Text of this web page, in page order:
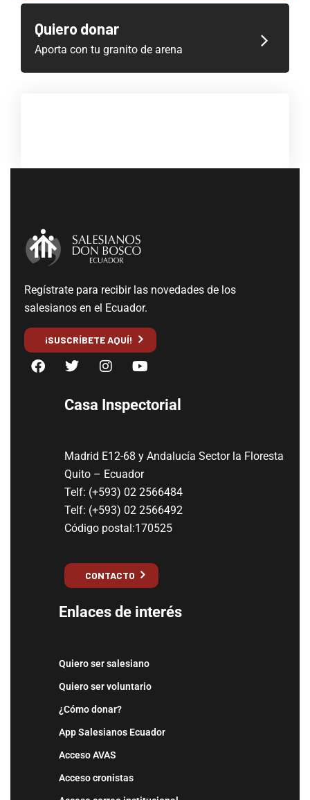
Quiero donar
Aporta con tu granito de arena
Regístrate para recibir las novedades de los
salesianos en el Ecuador.
¡SUSCRÍBETE AQUÍ!
Casa Inspectorial
Madrid E12-68 y Andalucía Sector la Floresta
Quito – Ecuador
Telf: (+593) 02 2566484
Telf: (+593) 02 2566492
Código postal:170525
CONTACTO
Enlaces de interés
Quiero ser salesiano
Quiero ser voluntario
¿Cómo donar?
App Salesianos Ecuador
Acceso AVAS
Acceso cronistas